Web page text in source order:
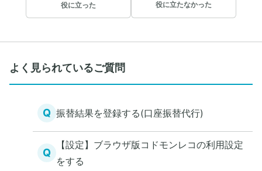
役に立った 役に立たなかった
よく見られているご質問
Q 振替結果を登録する(口座振替代行)
Q
【設定】ブラウザ版コドモンレコの利用設定
をする